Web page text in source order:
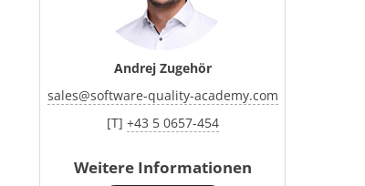
Andrej Zugehör
sales@software-quality-academy.com
[T] +43 5 0657-454
Weitere Informationen